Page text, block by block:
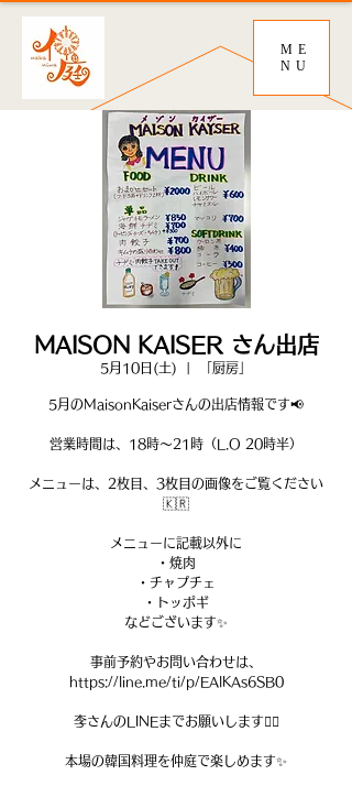
ME
NU
MAISON KAISER さん出店
5月10日(土) 「厨房」
5月のMaisonKaiserさんの出店情報です📢
営業時間は、18時〜21時（L.O 20時半）
メニューは、2枚目、3枚目の画像をご覧ください
🇰🇷
メニューに記載以外に
・焼肉
・チャプチェ
・トッポギ
などございます✨
事前予約やお問い合わせは、
https://line.me/ti/p/EAlKAs6SB0
李さんのLINEまでお願いします🙇‍♀️
本場の韓国料理を仲庭で楽しめます✨